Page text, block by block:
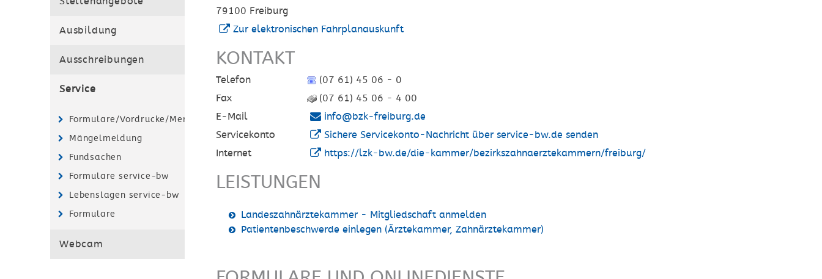
Ausbildung
Ausschreibungen
Service
Formulare/Vordrucke/Merkblätter
Mängelmeldung
Fundsachen
Formulare service-bw
Lebenslagen service-bw
Formulare
Webcam
79100 Freiburg
Zur elektronischen Fahrplanauskunft
KONTAKT
Telefon
(07 61) 45 06 - 0
Fax
(07 61) 45 06 - 4 00
E-Mail
info@bzk-freiburg.de
Servicekonto
Sichere Servicekonto-Nachricht über service-bw.de senden
Internet
https://lzk-bw.de/die-kammer/bezirkszahnaerztekammern/freiburg/
LEISTUNGEN
Landeszahnärztekammer - Mitgliedschaft anmelden
Patientenbeschwerde einlegen (Ärztekammer, Zahnärztekammer)